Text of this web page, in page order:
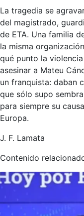
La tragedia se
del magistrado,
de ETA. Una familia
la misma
qué punto la
asesinar a Mateu
un franquista: daban
que sólo supo
para siempre su
Europa.
J. F. Lamata
Contenido